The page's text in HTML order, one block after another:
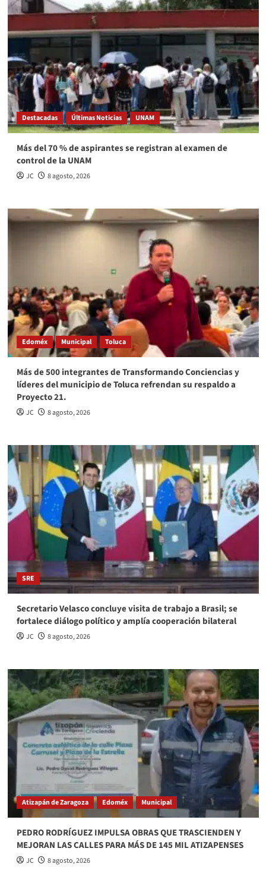
Destacadas Últimas Noticias UNAM
Más del 70 % de aspirantes se registran al examen de
control de la UNAM
JC 8 agosto, 2026
Edoméx Municipal Toluca
Más de 500 integrantes de Transformando Conciencias y
líderes del municipio de Toluca refrendan su respaldo a
Proyecto 21.
JC 8 agosto, 2026
SRE
Secretario Velasco concluye visita de trabajo a Brasil; se
fortalece diálogo político y amplía cooperación bilateral
JC 8 agosto, 2026
Atizapán de Zaragoza Edoméx Municipal
PEDRO RODRÍGUEZ IMPULSA OBRAS QUE TRASCIENDEN Y
MEJORAN LAS CALLES PARA MÁS DE 145 MIL ATIZAPENSES
JC 8 agosto, 2026